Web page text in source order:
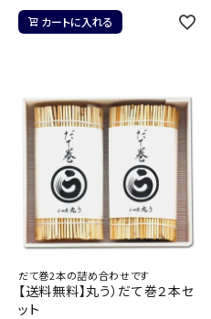
カートに入れる
だて巻2本の詰め合わせです
【送料無料】丸う）だて巻２本セ
ット